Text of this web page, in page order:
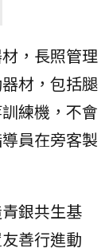
，長照管理
材，包括腿
練機，不會
員在旁客製
銀共生基
善行進動